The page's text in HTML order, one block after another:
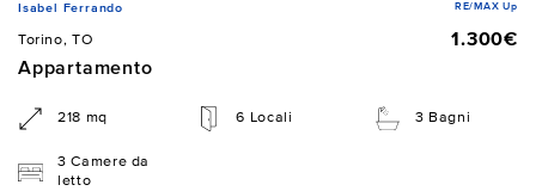
Isabel Ferrando RE/MAX Up
Torino, TO
1.300€
Appartamento
218 mq 6 Locali 3 Bagni
3 Camere da
letto